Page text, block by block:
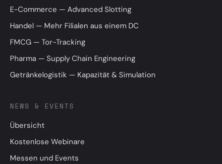
E-Commerce — Advanced Slotting
Handel — Mehr Filialen aus einem DC
FMCG — Tor-Tracking
Pharma — Supply Chain Engineering
Getränkelogistik — Kapazität & Simulation
NEWS & EVENTS
Übersicht
Kostenlose Webinare
Messen und Events